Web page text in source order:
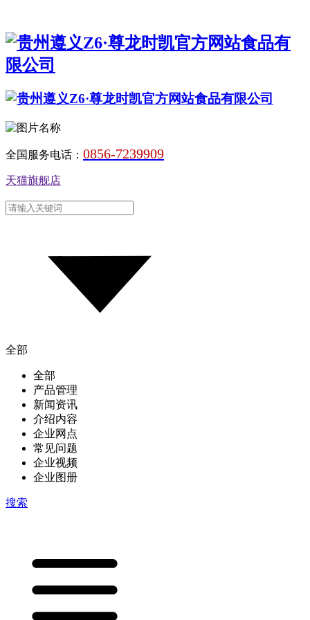
全国服务电话： 0856-7239909
天猫旗舰店
全部
全部
产品管理
新闻资讯
介绍内容
企业网点
常见问题
企业视频
企业图册
搜索